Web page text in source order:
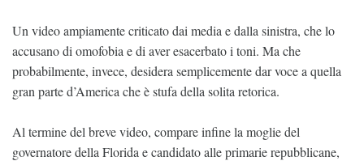
Un video ampiamente criticato dai media e dalla sinistra, che lo
accusano di omofobia e di aver esacerbato i toni. Ma che
probabilmente, invece, desidera semplicemente dar voce a quella
gran parte d’America che è stufa della solita retorica.
Al termine del breve video, compare infine la moglie del
governatore della Florida e candidato alle primarie repubblicane,